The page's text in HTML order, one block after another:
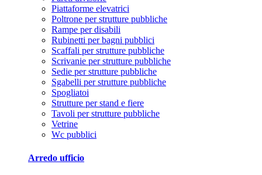
Piattaforme elevatrici
Poltrone per strutture pubbliche
Rampe per disabili
Rubinetti per bagni pubblici
Scaffali per strutture pubbliche
Scrivanie per strutture pubbliche
Sedie per strutture pubbliche
Sgabelli per strutture pubbliche
Spogliatoi
Strutture per stand e fiere
Tavoli per strutture pubbliche
Vetrine
Wc pubblici
Arredo ufficio